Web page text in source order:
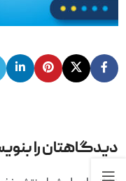
دیدگاهتان را